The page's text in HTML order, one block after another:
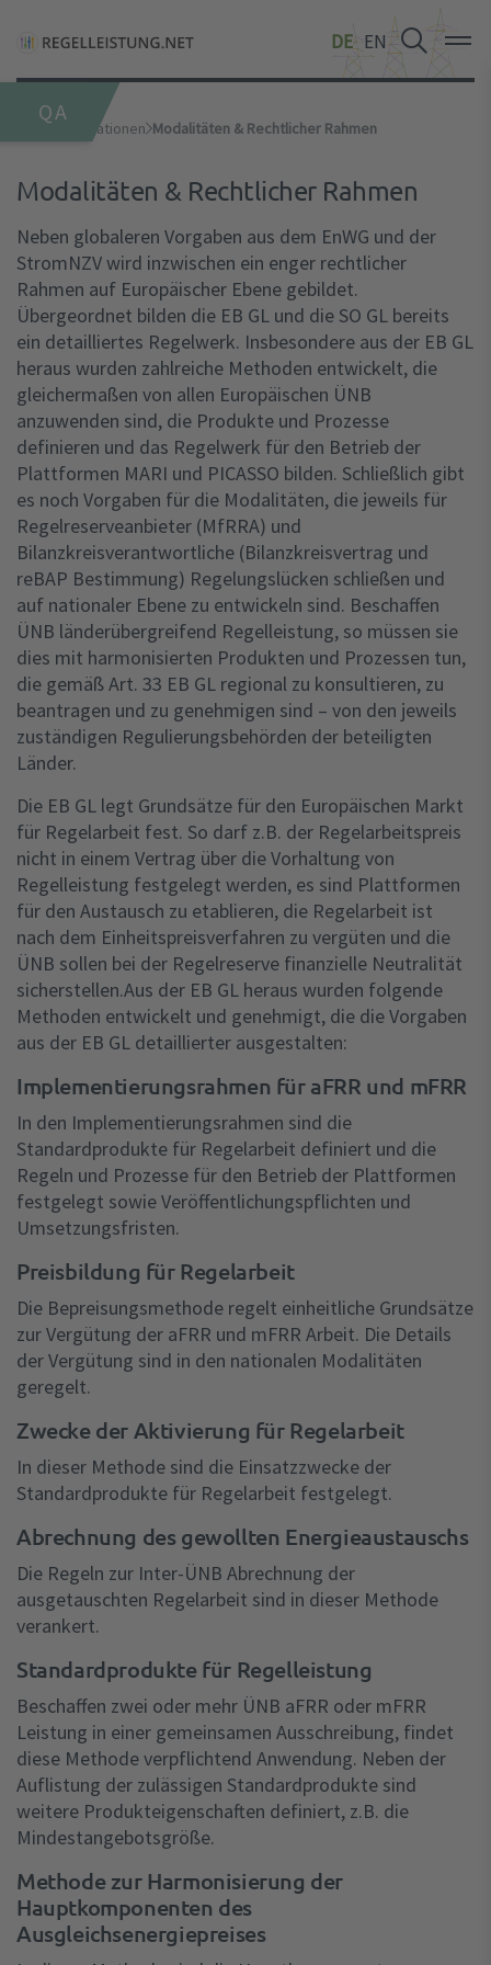
DE EN
QA
DE EN
DE EN
Marktinformationen Modalitäten & Rechtlicher Rahmen
Modalitäten & Rechtlicher Rahmen
Neben globaleren Vorgaben aus dem EnWG und der
StromNZV wird inzwischen ein enger rechtlicher
Rahmen auf Europäischer Ebene gebildet.
Übergeordnet bilden die EB GL und die SO GL bereits
ein detailliertes Regelwerk. Insbesondere aus der EB GL
heraus wurden zahlreiche Methoden entwickelt, die
gleichermaßen von allen Europäischen ÜNB
anzuwenden sind, die Produkte und Prozesse
definieren und das Regelwerk für den Betrieb der
Plattformen MARI und PICASSO bilden. Schließlich gibt
es noch Vorgaben für die Modalitäten, die jeweils für
Regelreserveanbieter (MfRRA) und
Bilanzkreisverantwortliche (Bilanzkreisvertrag und
reBAP Bestimmung) Regelungslücken schließen und
auf nationaler Ebene zu entwickeln sind. Beschaffen
ÜNB länderübergreifend Regelleistung, so müssen sie
dies mit harmonisierten Produkten und Prozessen tun,
die gemäß Art. 33 EB GL regional zu konsultieren, zu
beantragen und zu genehmigen sind – von den jeweils
zuständigen Regulierungsbehörden der beteiligten
Länder.
Die EB GL legt Grundsätze für den Europäischen Markt
für Regelarbeit fest. So darf z.B. der Regelarbeitspreis
nicht in einem Vertrag über die Vorhaltung von
Regelleistung festgelegt werden, es sind Plattformen
für den Austausch zu etablieren, die Regelarbeit ist
nach dem Einheitspreisverfahren zu vergüten und die
ÜNB sollen bei der Regelreserve finanzielle Neutralität
sicherstellen.Aus der EB GL heraus wurden folgende
Methoden entwickelt und genehmigt, die die Vorgaben
aus der EB GL detaillierter ausgestalten:
Implementierungsrahmen für aFRR und mFRR
In den Implementierungsrahmen sind die
Standardprodukte für Regelarbeit definiert und die
Regeln und Prozesse für den Betrieb der Plattformen
festgelegt sowie Veröffentlichungspflichten und
Umsetzungsfristen.
Preisbildung für Regelarbeit
Die Bepreisungsmethode regelt einheitliche Grundsätze
zur Vergütung der aFRR und mFRR Arbeit. Die Details
der Vergütung sind in den nationalen Modalitäten
geregelt.
Zwecke der Aktivierung für Regelarbeit
In dieser Methode sind die Einsatzzwecke der
Standardprodukte für Regelarbeit festgelegt.
Abrechnung des gewollten Energieaustauschs
Die Regeln zur Inter-ÜNB Abrechnung der
ausgetauschten Regelarbeit sind in dieser Methode
verankert.
Standardprodukte für Regelleistung
Beschaffen zwei oder mehr ÜNB aFRR oder mFRR
Leistung in einer gemeinsamen Ausschreibung, findet
diese Methode verpflichtend Anwendung. Neben der
Auflistung der zulässigen Standardprodukte sind
weitere Produkteigenschaften definiert, z.B. die
Mindestangebotsgröße.
Methode zur Harmonisierung der
Hauptkomponenten des
Ausgleichsenergiepreises